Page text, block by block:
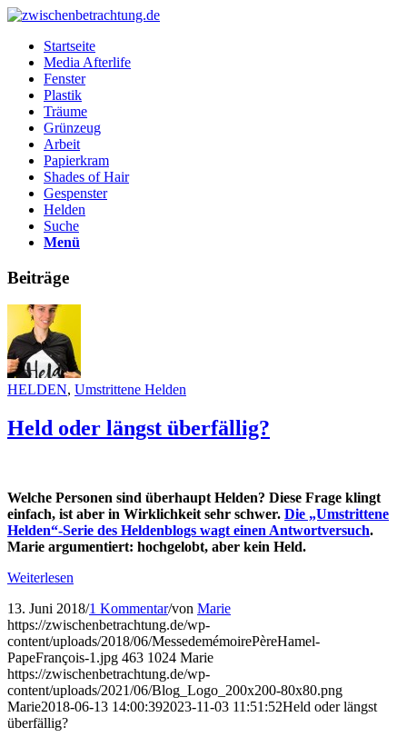
Startseite
Media Afterlife
Fenster
Plastik
Träume
Grünzeug
Arbeit
Papierkram
Shades of Hair
Gespenster
Helden
Suche
Menü
Beiträge
HELDEN, Umstrittene Helden
Held oder längst überfällig?
Welche Personen sind überhaupt Helden? Diese Frage klingt
einfach, ist aber in Wirklichkeit sehr schwer. Die „Umstrittene
Helden“-Serie des Heldenblogs wagt einen Antwortversuch.
Marie argumentiert: hochgelobt, aber kein Held.
Weiterlesen
13. Juni 2018/1 Kommentar/von Marie
https://zwischenbetrachtung.de/wp-
content/uploads/2018/06/MessedemémoirePèreHamel-
PapeFrançois-1.jpg 463 1024 Marie
https://zwischenbetrachtung.de/wp-
content/uploads/2021/06/Blog_Logo_200x200-80x80.png
Marie2018-06-13 14:00:392023-11-03 11:51:52Held oder längst
überfällig?